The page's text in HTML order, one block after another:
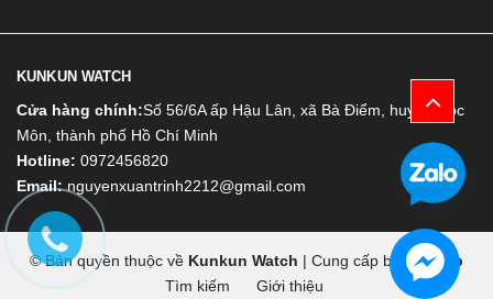
KUNKUN WATCH
Cửa hàng chính:Số 56/6A ấp Hậu Lân, xã Bà Điểm, huyện Hóc
Môn, thành phố Hồ Chí Minh
Hotline: 0972456820
Email: nguyenxuantrinh2212@gmail.com
© Bản quyền thuộc về Kunkun Watch | Cung cấp bởi Bizweb
Tìm kiếm
Giới thiệu